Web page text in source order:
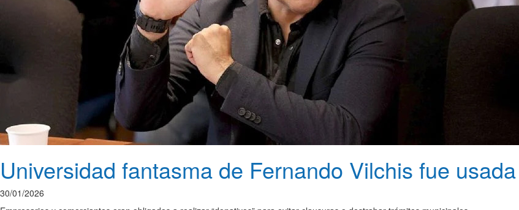
Universidad fantasma de Fernando Vilchis fue
30/01/2026